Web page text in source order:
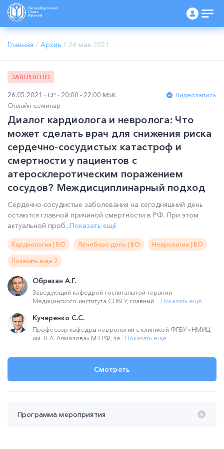
Главная / Архив / 26 мая 2021
ЗАВЕРШЕНО
26.05.2021 СР 20:00 - 22:00 MSK
Видеозапись
Онлайн-семинар
Диалог кардиолога и невролога: Что
может сделать врач для снижения риска
сердечно-сосудистых катастроф и
смертности у пациентов с
атеросклеротическим поражением
сосудов? Междисциплинарный подход
Сердечно-сосудистые заболевания на сегодняшний день
остаются главной причиной смертности в РФ. При этом
актуальной проб...Показать ещё
Кардиология | ВО Лечебное дело | ВО Неврология | ВО
Показать ещё 2
Обрезан А.Г.
Заведующий кафедрой госпитальной терапии
Медицинского института СПбГУ, главный ...Показать ещё
Кучеренко С.С.
Профессор кафедры неврологии с клиникой ФГБУ «НМИЦ
им. В.А. Алмазова» МЗ РФ, за...Показать ещё
Смотреть
Программа мероприятия